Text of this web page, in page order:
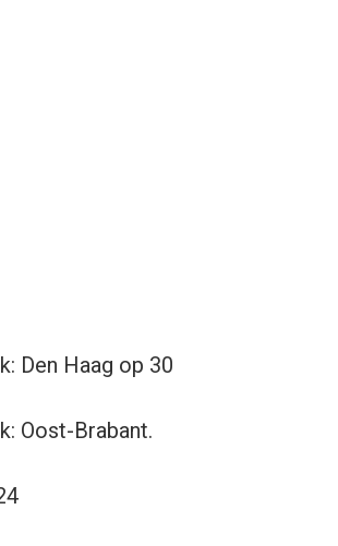
Den Haag op 30
Oost-Brabant.